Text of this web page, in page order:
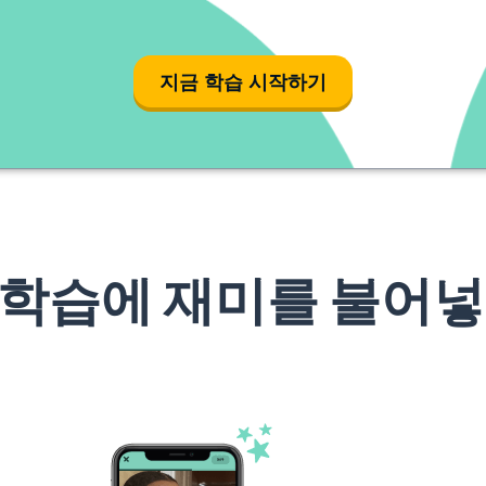
지금 학습 시작하기
습에 재미를 불어